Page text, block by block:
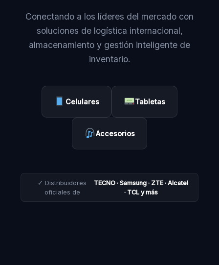
Conectando a los líderes del mercado con
soluciones de logística internacional,
almacenamiento y gestión inteligente de
inventario.
Celulares Tabletas
Accesorios
✓ Distribuidores
oficiales de
TECNO · Samsung · ZTE · Alcatel
· TCL y más